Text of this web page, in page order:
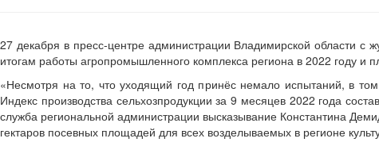
27 декабря в пресс-центре администрации Владимирской области с
итогам работы агропромышленного комплекса региона в 2022 году и
«Несмотря на то, что уходящий год принёс немало испытаний, в том
Индекс производства сельхозпродукции за 9 месяцев 2022 года
служба региональной администрации высказывание Константина
гектаров посевных площадей для всех возделываемых в регионе